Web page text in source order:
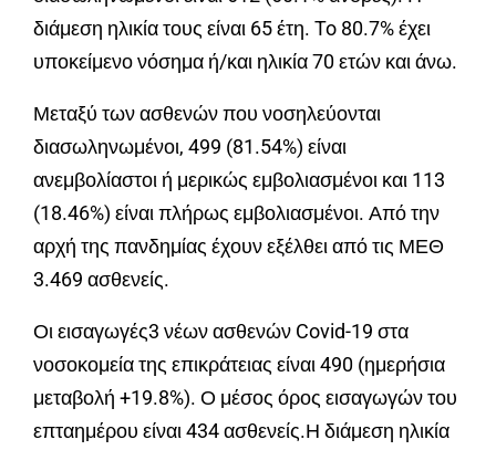
διάμεση ηλικία τους είναι 65 έτη. To 80.7% έχει
υποκείμενο νόσημα ή/και ηλικία 70 ετών και άνω.
Μεταξύ των ασθενών που νοσηλεύονται
διασωληνωμένοι, 499 (81.54%) είναι
ανεμβολίαστοι ή μερικώς εμβολιασμένοι και 113
(18.46%) είναι πλήρως εμβολιασμένοι. Από την
αρχή της πανδημίας έχουν εξέλθει από τις ΜΕΘ
3.469 ασθενείς.
Οι εισαγωγές3 νέων ασθενών Covid-19 στα
νοσοκομεία της επικράτειας είναι 490 (ημερήσια
μεταβολή +19.8%). Ο μέσος όρος εισαγωγών του
επταημέρου είναι 434 ασθενείς.Η διάμεση ηλικία